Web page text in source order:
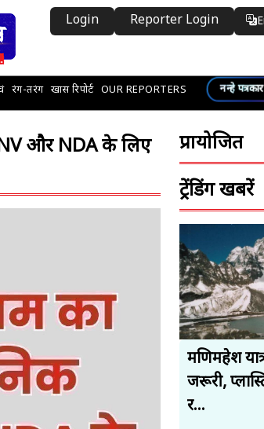
Login Reporter Login
रंग-तरंग खास रिपोर्ट OUR REPORTERS नन्हे पत्रकार
और NDA के लिए
प्रायोजित
ट्रेंडिंग खबरें
मणिमहेश
जरूरी,
र...